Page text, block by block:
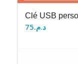
Clé USB
د.م.75